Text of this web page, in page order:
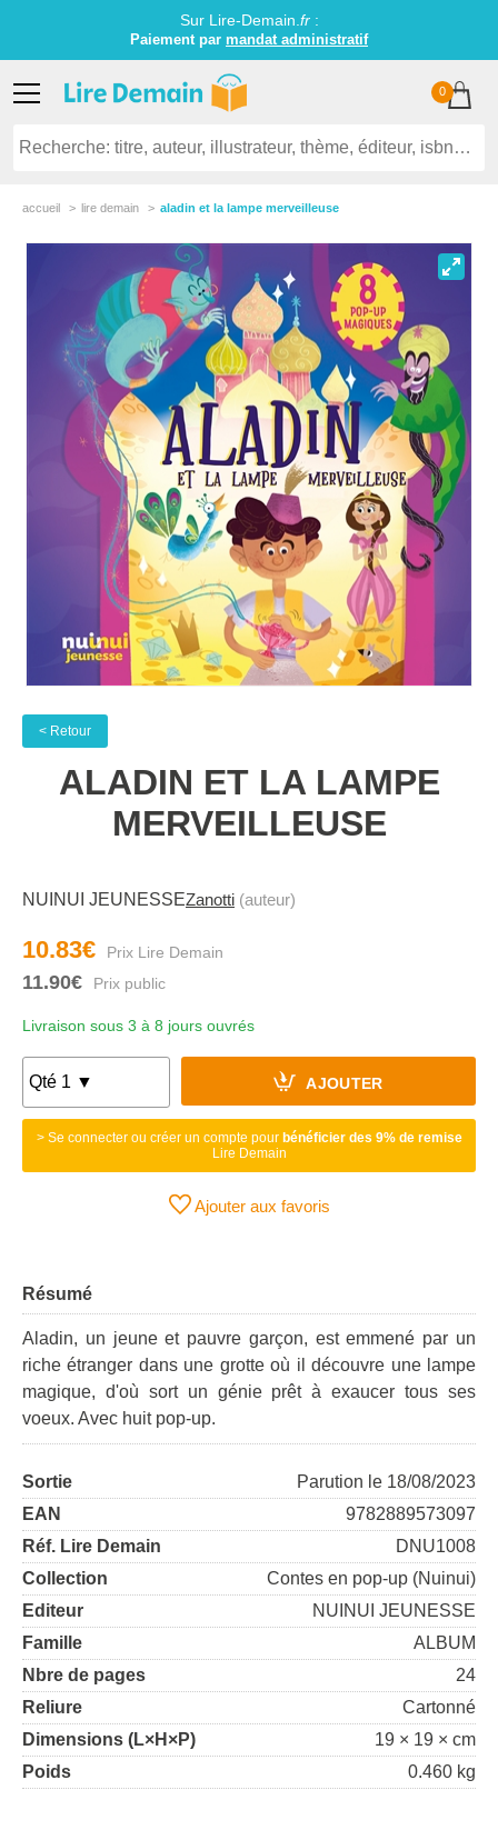
Sur Lire-Demain. fr:
Paiement par mandat administratif
0
accueil lire demain aladin et la lampe merveilleuse
< Retour
ALADIN ET LA LAMPE
MERVEILLEUSE
NUINUI JEUNESSEZanotti (auteur)
10.83€
11.90€
Livraison sous 3 à 8 jours ouvrés
AJOUTER
> Se connecter ou créer un compte pour bénéficier des 9% de remise
Lire Demain
Ajouter aux favoris
Résumé
Aladin, un jeune et pauvre garçon, est emmené par un
riche étranger dans une grotte où il découvre une lampe
magique, d'où sort un génie prêt à exaucer tous ses
voeux. Avec huit pop-up.
Sortie
Parution le 18/08/2023
EAN
9782889573097
Réf. Lire Demain
DNU1008
Collection
Contes en pop-up (Nuinui)
Editeur
NUINUI JEUNESSE
Famille
ALBUM
Nbre de pages
24
Reliure
Cartonné
Dimensions (L×H×P)
19 × 19 × cm
Poids
0.460 kg